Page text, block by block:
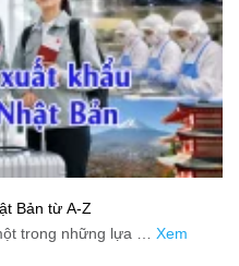
Bản từ A-Z
trong những lựa … Xem